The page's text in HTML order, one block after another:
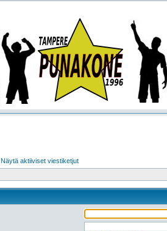
Näytä aktiiviset viestiketjut